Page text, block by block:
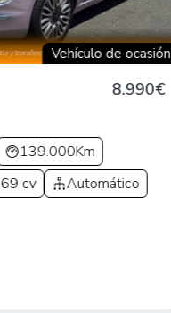
Vehículo de ocasión
8.990€
139.000Km
69 cv Automático